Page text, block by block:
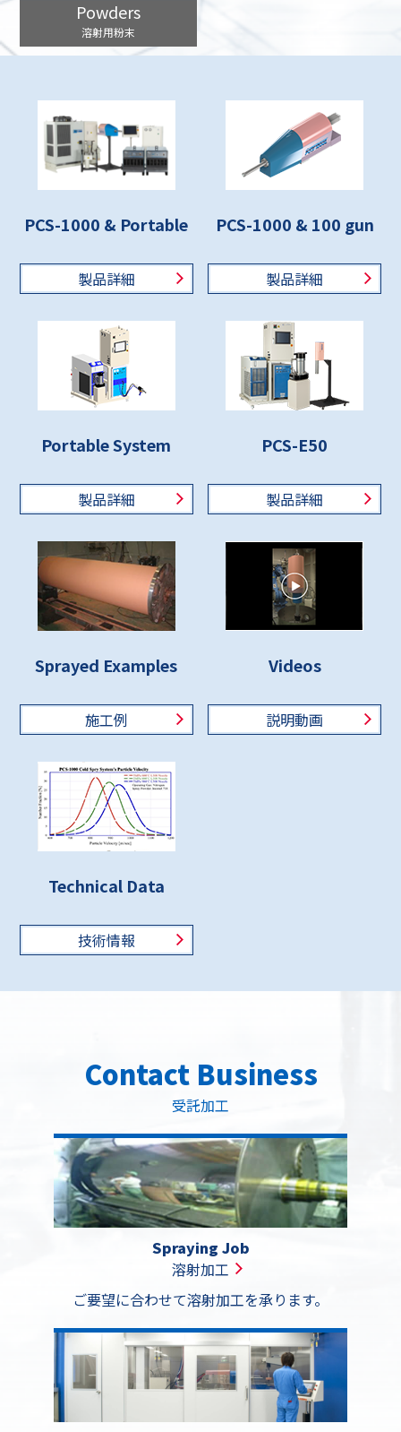
Powders
溶射用粉末
PCS-1000 & Portable
製品詳細
PCS-1000 & 100 gun
製品詳細
Portable System
製品詳細
PCS-E50
製品詳細
Sprayed Examples
施工例
Videos
説明動画
Technical Data
技術情報
製品詳
製品詳
細
製品詳
細
製品詳
製品詳
細
製品詳細
製品詳細 製品詳細
製品詳細
Contact Business
受託加工
Spraying Job
溶射加工
ご要望に合わせて溶射加工を承ります。